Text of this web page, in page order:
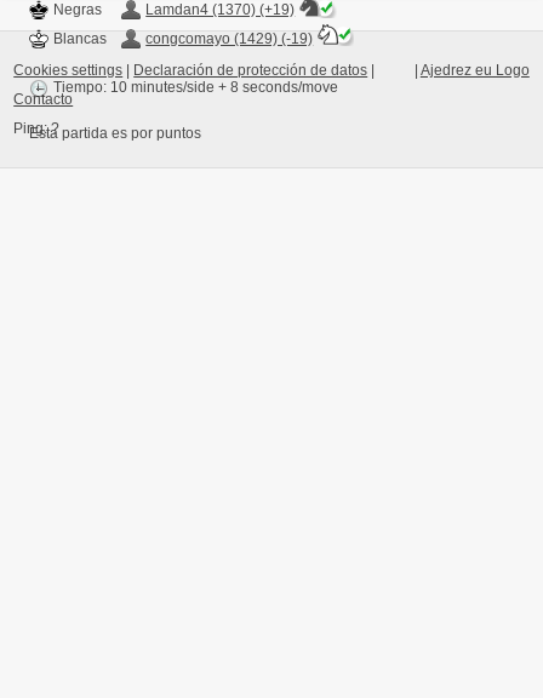
Negras
Lamdan4 (1370) (+19)
Blancas
congcomayo (1429) (-19)
Tiempo: 10 minutes/side + 8 seconds/move
Esta partida es por puntos
Ajedrez eu Logo
Cookies settings Declaración de protección de datos
Contacto
Ping:?